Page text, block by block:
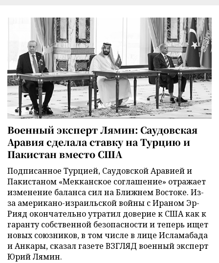
Военный эксперт Лямин: Саудовская
Аравия сделала ставку на Турцию и
Пакистан вместо США
Подписанное Турцией, Саудовской Аравией и
Пакистаном «Мекканское соглашение» отражает
изменение баланса сил на Ближнем Востоке. Из-
за американо-израильской войны с Ираном Эр-
Рияд окончательно утратил доверие к США как к
гаранту собственной безопасности и теперь ищет
новых союзников, в том числе в лице Исламабада
и Анкары, сказал газете ВЗГЛЯД военный эксперт
Юрий Лямин.